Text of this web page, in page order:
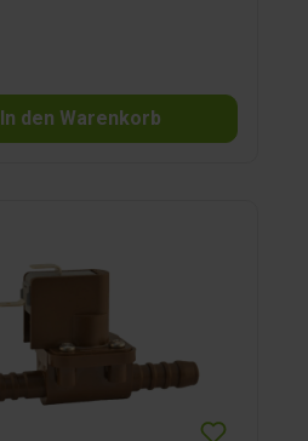
In den Warenkorb